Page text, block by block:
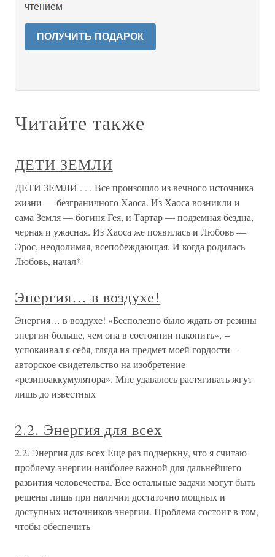
чтением
ПОЛУЧИТЬ ПОДАРОК
Читайте также
ДЕТИ ЗЕМЛИ
ДЕТИ ЗЕМЛИ . . . Все произошло из вечного источника
жизни — безграничного Хаоса. Из Хаоса возникли и
сама Земля — богиня Гея, и Тартар — подземная бездна,
черная и ужасная. Из Хаоса же появилась и Любовь —
Эрос, неодолимая, всепобеждающая. И когда родилась
Любовь, начал*
Энергия… в воздухе!
Энергия… в воздухе! «Бесполезно было ждать от резины
энергии больше, чем она в состоянии накопить», –
успокаивал я себя, глядя на предмет моей гордости –
авторское свидетельство на изобретение
«резиноаккумулятора». Мне удавалось растягивать жгут
лишь до известных
2.2. Энергия для всех
2.2. Энергия для всех Еще раз подчеркну, что я считаю
проблему энергии наиболее важной для дальнейшего
развития человечества. Все остальные задачи могут быть
решены лишь при наличии достаточно мощных и
доступных источников энергии. Проблема состоит в том,
чтобы обеспечить